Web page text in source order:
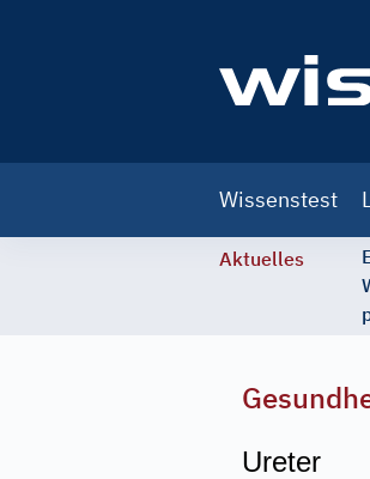
navigation
Wissenstest
Aktuelles
Ureter